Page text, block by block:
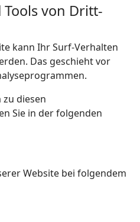
Tools von Dritt­
kann Ihr Surf-Verhalten
Das geschieht vor
diesen
Sie in der folgenden
Website bei folgendem